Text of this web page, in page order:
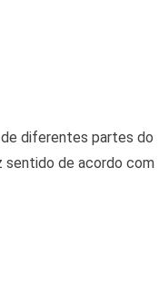
diferentes partes do
sentido de acordo com